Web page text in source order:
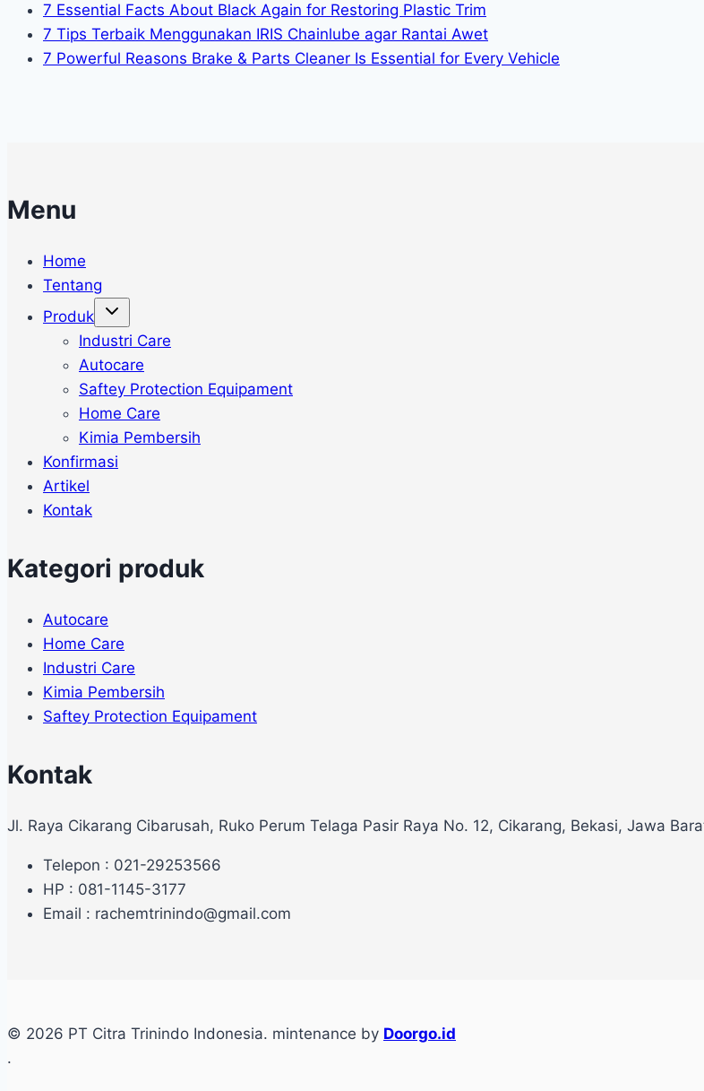
7 Essential Facts About Black Again for Restoring Plastic Trim
7 Tips Terbaik Menggunakan IRIS Chainlube agar Rantai Awet
7 Powerful Reasons Brake & Parts Cleaner Is Essential for Every Vehicle
Menu
Home
Tentang
Produk
Toggle
menu
Industri Care
Autocare
Saftey Protection Equipament
Home Care
Kimia Pembersih
Konfirmasi
Artikel
Kontak
Kategori produk
Autocare
Home Care
Industri Care
Kimia Pembersih
Saftey Protection Equipament
Kontak
Jl. Raya Cikarang Cibarusah, Ruko Perum Telaga Pasir Raya No. 12, Cikarang, Bekasi, Jawa
Telepon : 021-29253566
HP : 081-1145-3177
Email : rachemtrinindo@gmail.com
© 2026 PT Citra Trinindo Indonesia. mintenance by Doorgo.id
.